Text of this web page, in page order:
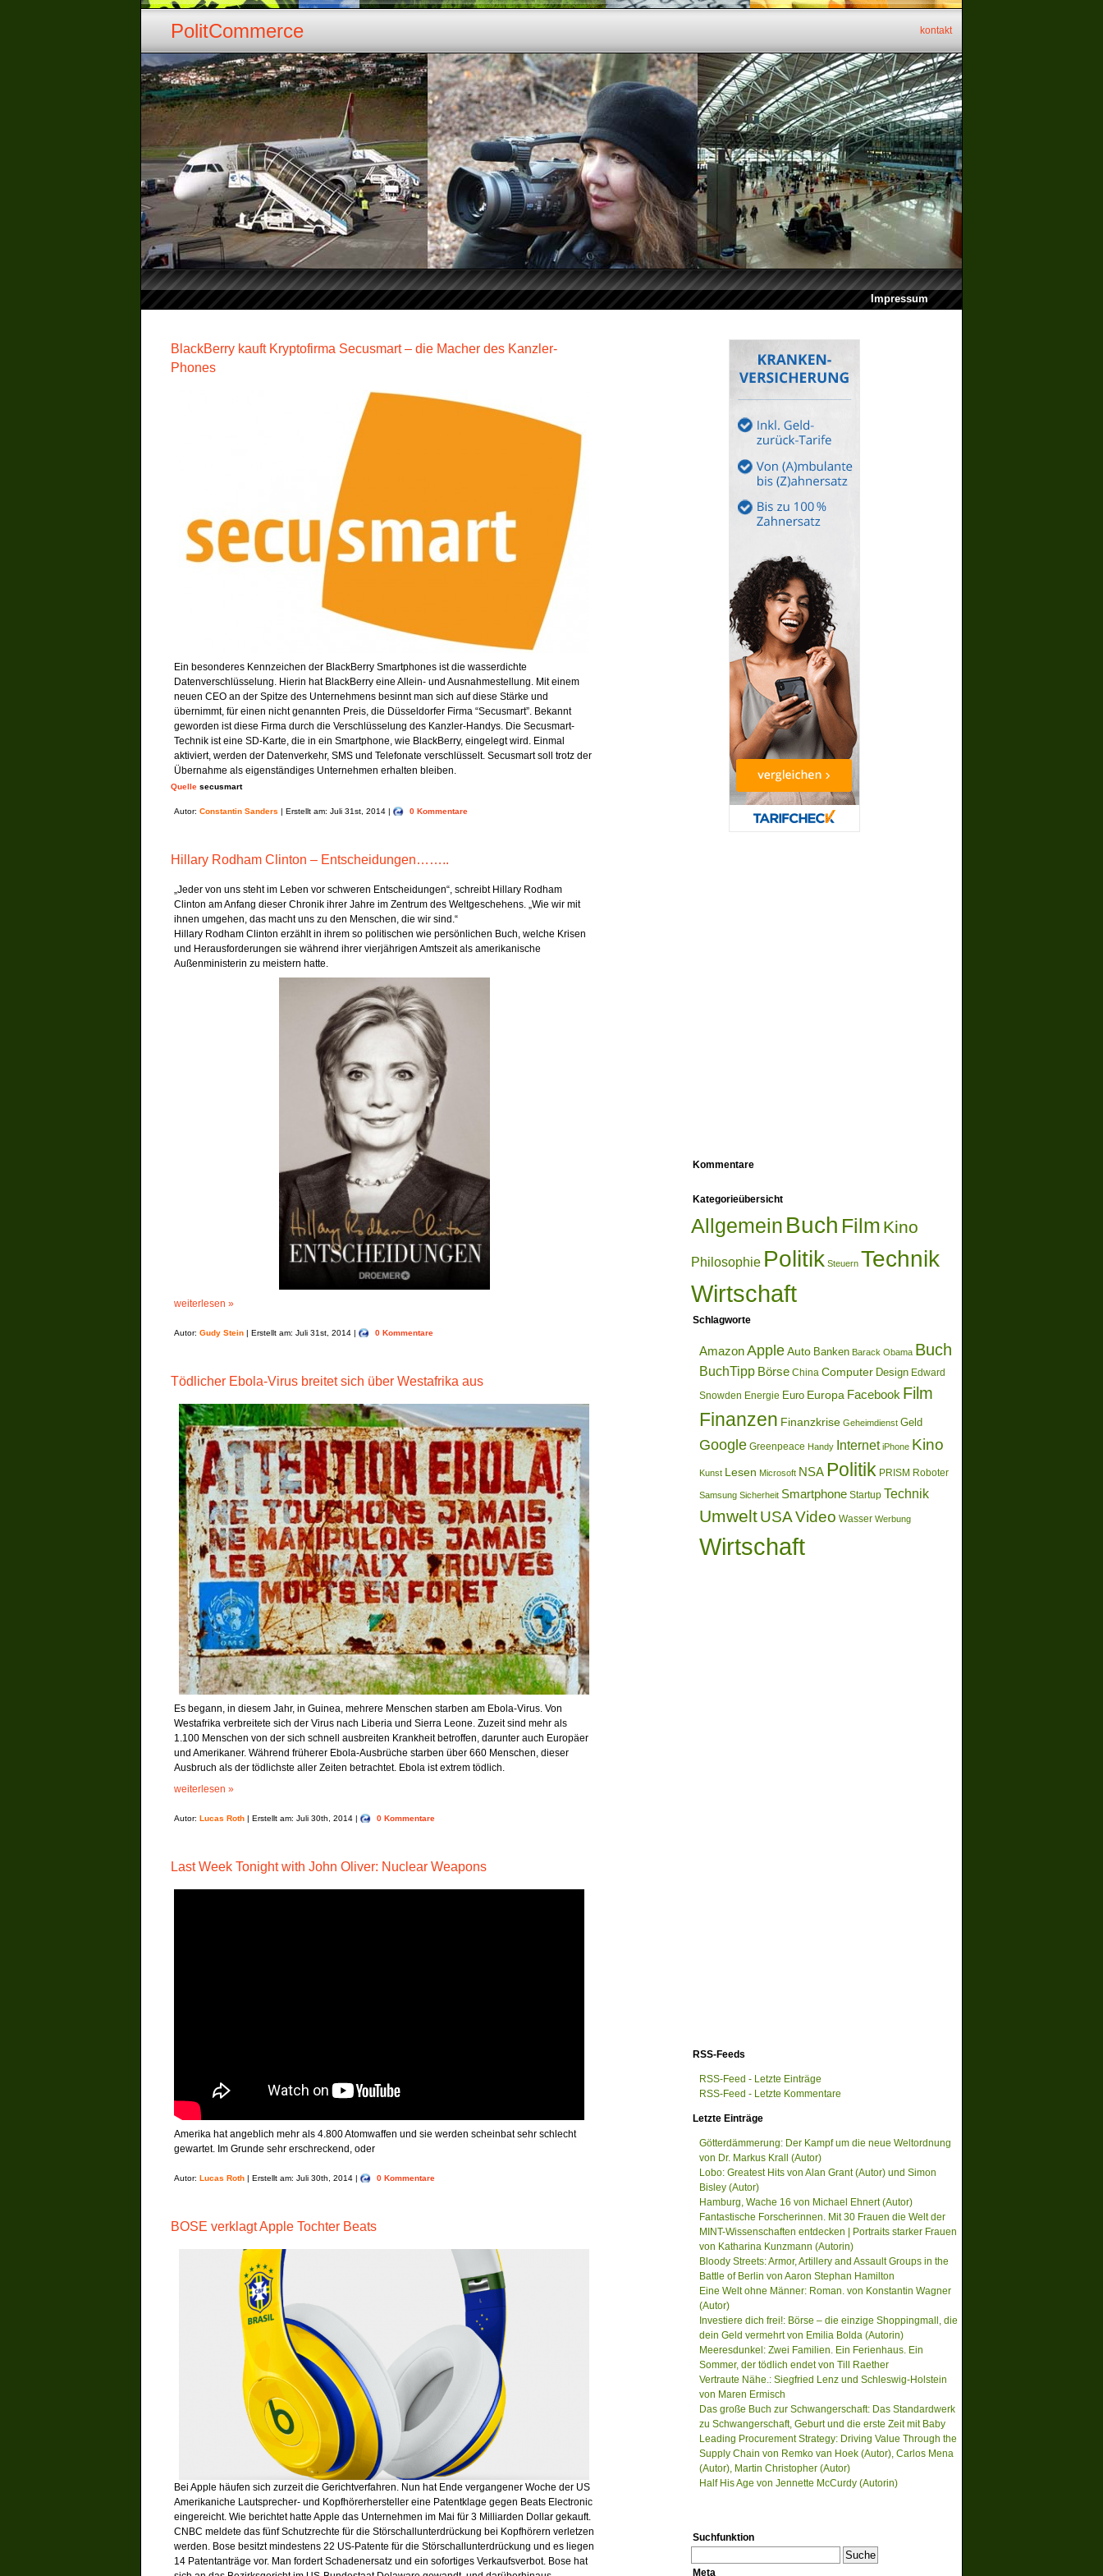
PolitCommerce kontakt
Impressum
BlackBerry kauft Kryptofirma Secusmart – die Macher des Kanzler-
Phones
Ein besonderes Kennzeichen der BlackBerry Smartphones ist die wasserdichte
Datenverschlüsselung. Hierin hat BlackBerry eine Allein- und Ausnahmestellung. Mit einem
neuen CEO an der Spitze des Unternehmens besinnt man sich auf diese Stärke und
übernimmt, für einen nicht genannten Preis, die Düsseldorfer Firma “Secusmart”. Bekannt
geworden ist diese Firma durch die Verschlüsselung des Kanzler-Handys. Die Secusmart-
Technik ist eine SD-Karte, die in ein Smartphone, wie BlackBerry, eingelegt wird. Einmal
aktiviert, werden der Datenverkehr, SMS und Telefonate verschlüsselt. Secusmart soll trotz der
Übernahme als eigenständiges Unternehmen erhalten bleiben.
Quelle secusmart
Autor: Constantin Sanders | Erstellt am: Juli 31st, 2014 | 0 Kommentare
Hillary Rodham Clinton – Entscheidungen……..
„Jeder von uns steht im Leben vor schweren Entscheidungen“, schreibt Hillary Rodham
Clinton am Anfang dieser Chronik ihrer Jahre im Zentrum des Weltgeschehens. „Wie wir mit
ihnen umgehen, das macht uns zu den Menschen, die wir sind.“
Hillary Rodham Clinton erzählt in ihrem so politischen wie persönlichen Buch, welche Krisen
und Herausforderungen sie während ihrer vierjährigen Amtszeit als amerikanische
Außenministerin zu meistern hatte.
weiterlesen »
Autor: Gudy Stein | Erstellt am: Juli 31st, 2014 | 0 Kommentare
Tödlicher Ebola-Virus breitet sich über Westafrika aus
Es begann, in diesem Jahr, in Guinea, mehrere Menschen starben am Ebola-Virus. Von
Westafrika verbreitete sich der Virus nach Liberia und Sierra Leone. Zuzeit sind mehr als
1.100 Menschen von der sich schnell ausbreiten Krankheit betroffen, darunter auch Europäer
und Amerikaner. Während früherer Ebola-Ausbrüche starben über 660 Menschen, dieser
Ausbruch als der tödlichste aller Zeiten betrachtet. Ebola ist extrem tödlich.
weiterlesen »
Autor: Lucas Roth | Erstellt am: Juli 30th, 2014 | 0 Kommentare
Last Week Tonight with John Oliver: Nuclear Weapons
Amerika hat angeblich mehr als 4.800 Atomwaffen und sie werden scheinbat sehr schlecht
gewartet. Im Grunde sehr erschreckend, oder
Autor: Lucas Roth | Erstellt am: Juli 30th, 2014 | 0 Kommentare
BOSE verklagt Apple Tochter Beats
Bei Apple häufen sich zurzeit die Gerichtverfahren. Nun hat Ende vergangener Woche der US
Amerikaniche Lautsprecher- und Kopfhörerhersteller eine Patentklage gegen Beats Electronic
eingereicht. Wie berichtet hatte Apple das Unternehmen im Mai für 3 Milliarden Dollar gekauft.
CNBC meldete das fünf Schutzrechte für die Störschallunterdrückung bei Kopfhörern verletzen
werden. Bose besitzt mindestens 22 US-Patente für die Störschallunterdrückung und es liegen
14 Patentanträge vor. Man fordert Schadenersatz und ein sofortiges Verkaufsverbot. Bose hat
Kommentare
Kategorieübersicht
Allgemein Buch Film Kino
Philosophie Politik Steuern Technik
Wirtschaft
Schlagworte
AmazonApple Auto Banken Barack Obama Buch
BuchTipp Börse China Computer Design Edward
Snowden Energie Euro Europa Facebook Film
Finanzen Finanzkrise Geheimdienst Geld
Google Greenpeace Handy Internet iPhone Kino
Kunst Lesen Microsoft NSA Politik PRISM Roboter
Samsung Sicherheit Smartphone Startup Technik
UmweltUSAVideo Wasser Werbung
Wirtschaft
RSS-Feeds
RSS-Feed - Letzte Einträge
RSS-Feed - Letzte Kommentare
Letzte Einträge
Götterdämmerung: Der Kampf um die neue Weltordnung
von Dr. Markus Krall (Autor)
Lobo: Greatest Hits von Alan Grant (Autor) und Simon
Bisley (Autor)
Hamburg, Wache 16 von Michael Ehnert (Autor)
Fantastische Forscherinnen. Mit 30 Frauen die Welt der
MINT-Wissenschaften entdecken | Portraits starker Frauen
von Katharina Kunzmann (Autorin)
Bloody Streets: Armor, Artillery and Assault Groups in the
Battle of Berlin von Aaron Stephan Hamilton
Eine Welt ohne Männer: Roman. von Konstantin Wagner
(Autor)
Investiere dich frei!: Börse – die einzige Shoppingmall, die
dein Geld vermehrt von Emilia Bolda (Autorin)
Meeresdunkel: Zwei Familien. Ein Ferienhaus. Ein
Sommer, der tödlich endet von Till Raether
Vertraute Nähe.: Siegfried Lenz und Schleswig-Holstein
von Maren Ermisch
Das große Buch zur Schwangerschaft: Das Standardwerk
zu Schwangerschaft, Geburt und die erste Zeit mit Baby
Leading Procurement Strategy: Driving Value Through the
Supply Chain von Remko van Hoek (Autor), Carlos Mena
(Autor), Martin Christopher (Autor)
Half His Age von Jennette McCurdy (Autorin)
Suchfunktion
Meta